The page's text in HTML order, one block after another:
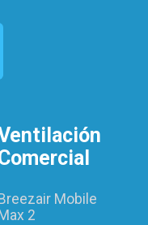
Breezair Mobile
Max 2